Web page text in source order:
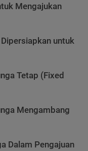
Mengajukan
untuk
Tetap (Fixed
Mengambang
Dalam Pengajuan